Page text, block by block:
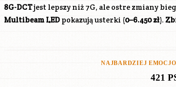
8G-DCTjest lepszy niż 7G, ale ostre zmiany
Multibeam LED pokazują usterki (0–6.450 zł).
NAJBARDZIEJ
421